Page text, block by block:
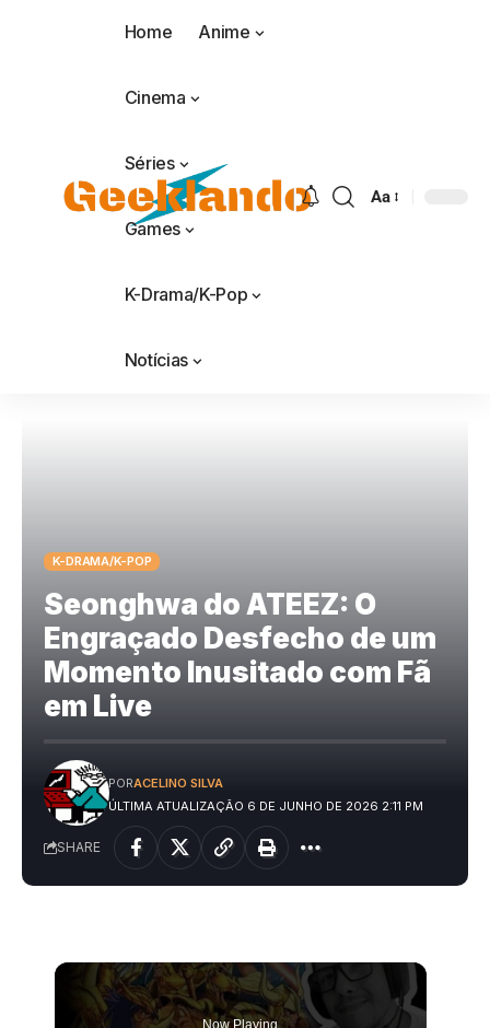
Home Anime
Cinema
Séries
Games
K-Drama/K-Pop
Notícias
Aa
K-DRAMA/K-POP
Seonghwa do ATEEZ: O
Engraçado Desfecho de um
Momento Inusitado com Fã
em Live
ÚLTIMA ATUALIZAÇÃO 6 DE JUNHO DE 2026 2:11 PM
PORACELINO SILVA
SHARE